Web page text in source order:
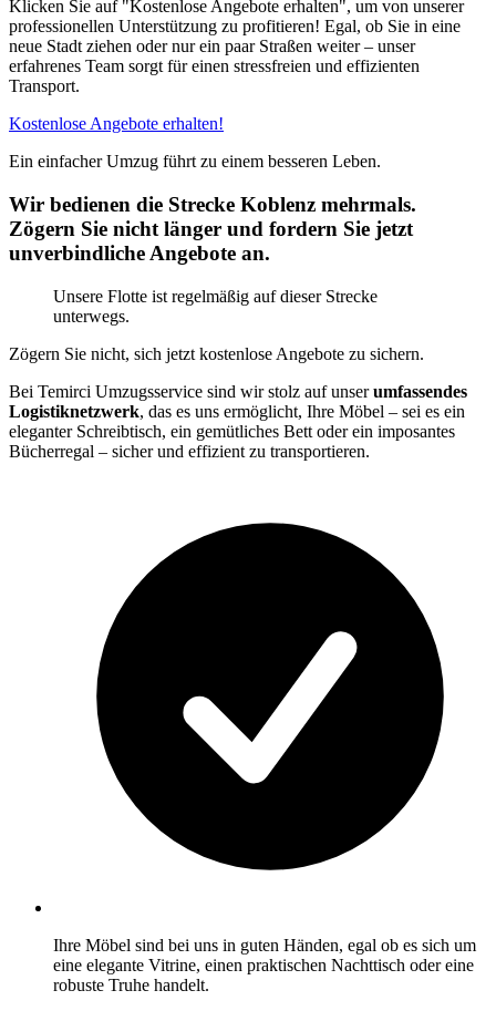
Klicken Sie auf "Kostenlose Angebote erhalten", um von unserer
professionellen Unterstützung zu profitieren! Egal, ob Sie in eine
neue Stadt ziehen oder nur ein paar Straßen weiter – unser
erfahrenes Team sorgt für einen stressfreien und effizienten
Transport.
Kostenlose Angebote erhalten!
Ein einfacher Umzug führt zu einem besseren Leben.
Wir bedienen die Strecke Koblenz mehrmals.
Zögern Sie nicht länger und fordern Sie jetzt
unverbindliche Angebote an.
Unsere Flotte ist regelmäßig auf dieser Strecke
unterwegs.
Zögern Sie nicht, sich jetzt kostenlose Angebote zu sichern.
Bei Temirci Umzugsservice sind wir stolz auf unserumfassendes
Logistiknetzwerk, das es uns ermöglicht, Ihre Möbel – sei es ein
eleganter Schreibtisch, ein gemütliches Bett oder ein imposantes
Bücherregal – sicher und effizient zu transportieren.
Ihre Möbel sind bei uns in guten Händen, egal ob es sich um
eine elegante Vitrine, einen praktischen Nachttisch oder eine
robuste Truhe handelt.